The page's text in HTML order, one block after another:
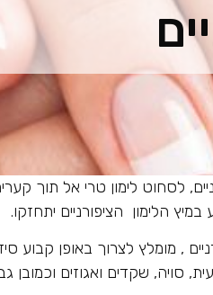
לסחוט לימון טרי אל תוך
, מומלץ לצרוך באופן קבוע
סויה, שקדים ואגוזים וכמובן